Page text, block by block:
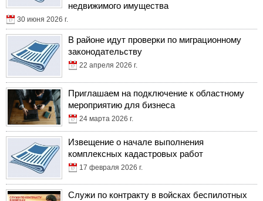
недвижимого имущества
30 июня 2026 г.
В районе идут проверки по миграционному
законодательству
22 апреля 2026 г.
Приглашаем на подключение к областному
мероприятию для бизнеса
24 марта 2026 г.
Извещение о начале выполнения
комплексных кадастровых работ
17 февраля 2026 г.
Служи по контракту в войсках беспилотных